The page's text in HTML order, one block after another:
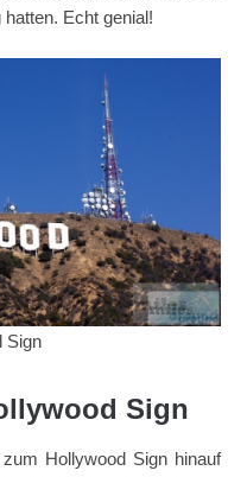
Echt genial!
Sign
Sign
Hollywood Sign hinauf